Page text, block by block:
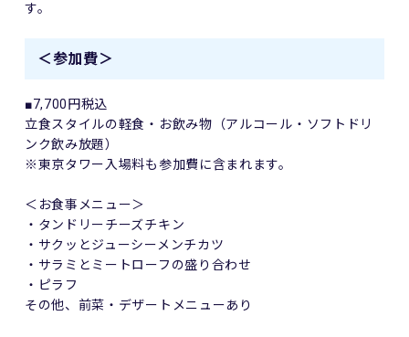
す。
＜参加費＞
■7,700円税込
立食スタイルの軽食・お飲み物（アルコール・ソフトドリ
ンク飲み放題）
※東京タワー入場料も参加費に含まれます。
＜お食事メニュー＞
・タンドリーチーズチキン
・サクッとジューシーメンチカツ
・サラミとミートローフの盛り合わせ
・ピラフ
その他、前菜・デザートメニューあり